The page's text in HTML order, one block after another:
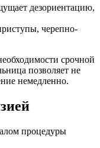
дезориентацию,
черепно-
срочной
позволяет не
немедленно.
процедуры